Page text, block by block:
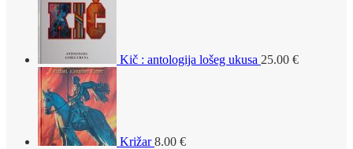
Kič : antologija lošeg ukusa 25.00 €
Križar 8.00 €